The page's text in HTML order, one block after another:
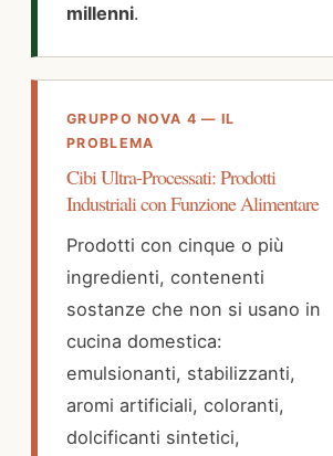
millenni.
GRUPPO NOVA 4 — IL
PROBLEMA
Cibi Ultra-Processati: Prodotti
Industriali con Funzione Alimentare
Prodotti con cinque o più
ingredienti, contenenti
sostanze che non si usano in
cucina domestica:
emulsionanti, stabilizzanti,
aromi artificiali, coloranti,
dolcificanti sintetici,